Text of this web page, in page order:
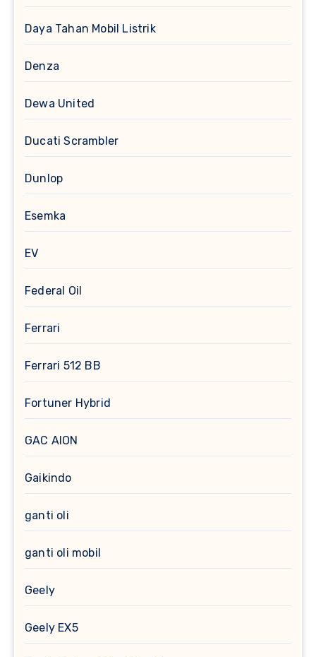
Daya Tahan Mobil Listrik
Denza
Dewa United
Ducati Scrambler
Dunlop
Esemka
EV
Federal Oil
Ferrari
Ferrari 512 BB
Fortuner Hybrid
GAC AION
Gaikindo
ganti oli
ganti oli mobil
Geely
Geely EX5